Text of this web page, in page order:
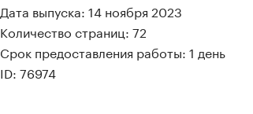
Дата выпуска: 14 ноября 2023
Количество страниц: 72
Срок предоставления работы: 1 день
ID: 76974